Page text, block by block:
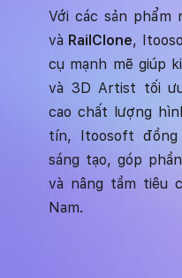
Với các sản phẩm
và RailClone,
cụ mạnh mẽ giúp
và 3D Artist tối
cao chất lượng
tín, Itoosoft
sáng tạo, góp
và nâng tầm tiêu
Nam.